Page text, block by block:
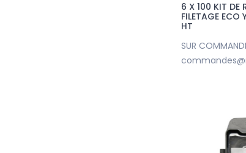
6 X 100 KIT DE
FILETAGE ECO
HT
SUR